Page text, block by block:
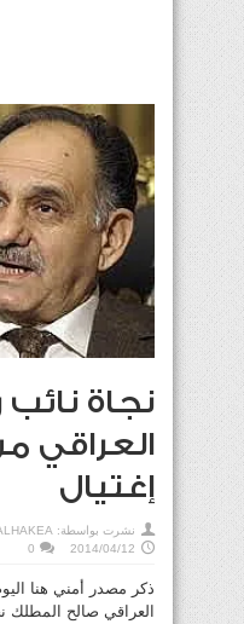
نجاة نائب
العراقي
إغتيال
نشرت بواسطة:
2014/04/12
0
ذكر مصدر أمني هنا
العراقي صالح المطلك